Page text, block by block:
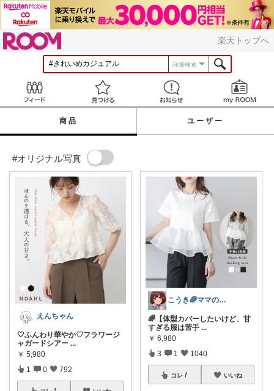
楽天トップへ
詳細検索
見つける お知らせ
商品 ユーザー
#オリジナル写真
えんちゃん
🤍ふんわり華やか♡フラワージ
ャガードシアー ...
￥ 5,980
1 0 792
こうき🌈ママの着痩せ服&快適な暮らし
🌈【体型カバーしたいけど、甘
すぎる服は苦手 ...
￥ 6,980
3 1 1040
コレ いいね